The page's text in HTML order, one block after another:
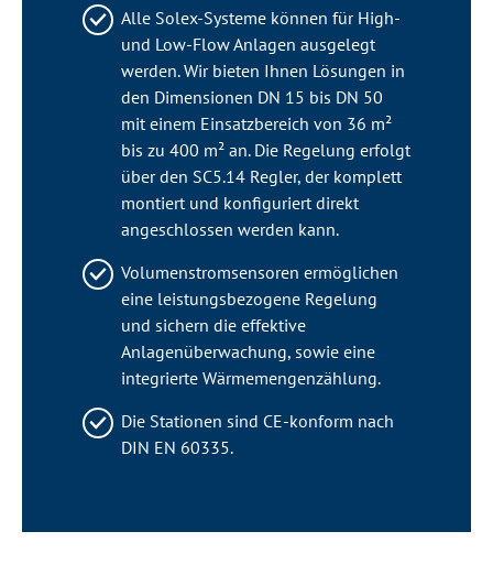
Alle Solex-Systeme können für High-
und Low-Flow Anlagen ausgelegt
werden. Wir bieten Ihnen Lösungen in
den Dimensionen DN 15 bis DN 50
mit einem Einsatzbereich von 36 m²
bis zu 400 m² an. Die Regelung erfolgt
über den SC5.14 Regler, der komplett
montiert und konfiguriert direkt
angeschlossen werden kann.
Volumenstromsensoren ermöglichen
eine leistungsbezogene Regelung
und sichern die effektive
Anlagenüberwachung, sowie eine
integrierte Wärmemengenzählung.
Die Stationen sind CE-konform nach
DIN EN 60335.